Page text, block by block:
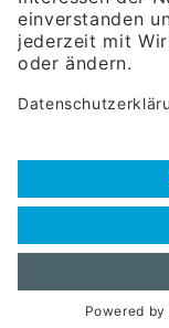
(Festnetz 14 ct/min,
Hotline
Häufig gestellte